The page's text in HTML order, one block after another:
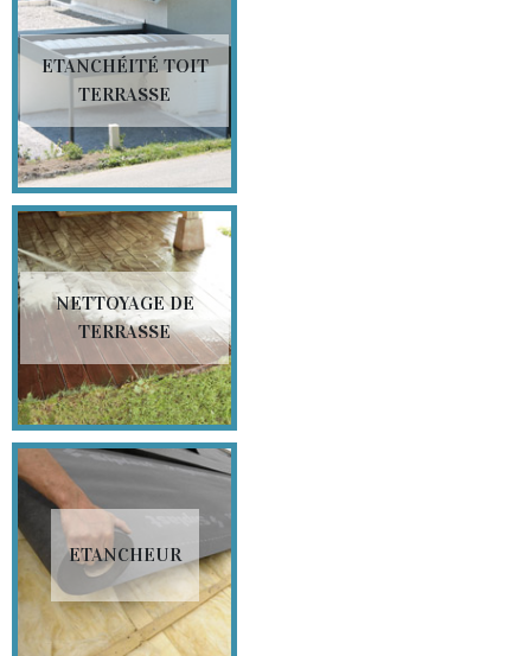
ETANCHÉITÉ TOIT
TERRASSE
NETTOYAGE DE
TERRASSE
ETANCHEUR